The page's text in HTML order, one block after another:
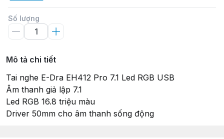
Số lượng
Mô tả chi tiết
Tai nghe E-Dra EH412 Pro 7.1 Led RGB USB
Âm thanh giả lập 7.1
Led RGB 16.8 triệu màu
Driver 50mm cho âm thanh sống động